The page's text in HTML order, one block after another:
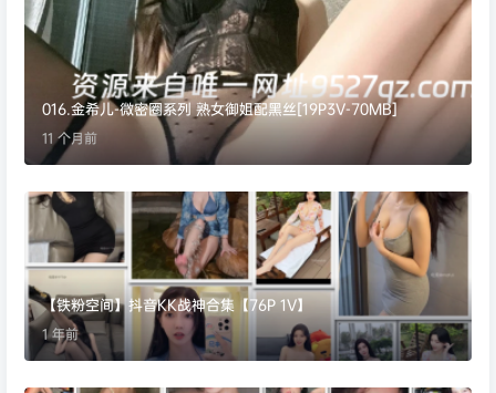
016.金希儿-微密圈系列 熟女御姐配黑丝[19P3V-70MB]
11 个月前
【铁粉空间】抖音KK战神合集【76P 1V】
1 年前